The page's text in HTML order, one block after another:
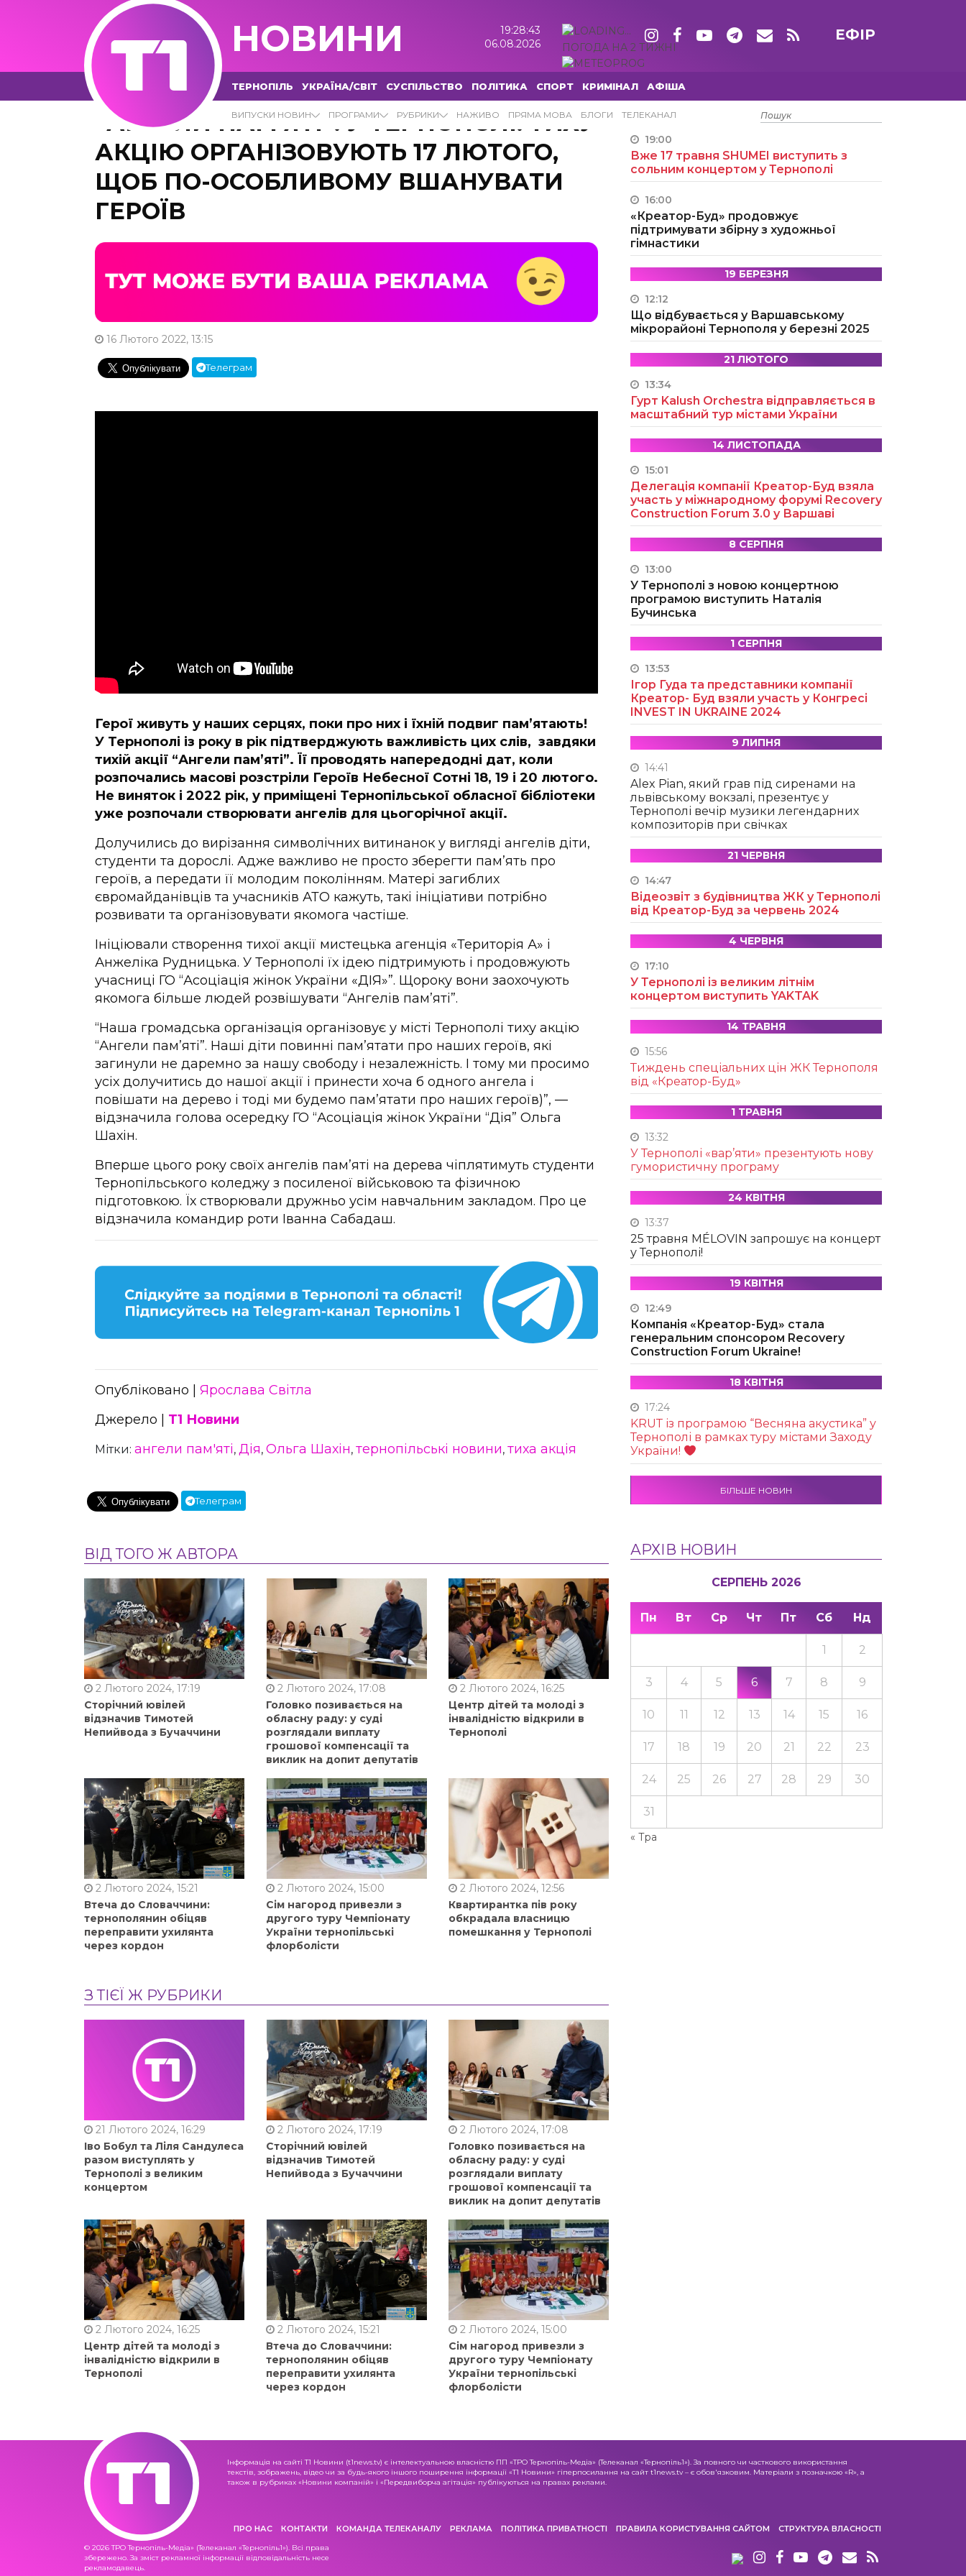
НОВИНИ
19:28:44
06.08.2026
ПОГОДА НА 2 ТИЖНІ
ЕФІР
ТЕРНОПІЛЬ УКРАЇНА/СВІТ СУСПІЛЬСТВО ПОЛІТИКА СПОРТ КРИМІНАЛ АФІША
ВИПУСКИ НОВИН ПРОГРАМИ РУБРИКИ НАЖИВО ПРЯМА МОВА БЛОГИ ТЕЛЕКАНАЛ
“АНГЕЛИ ПАМ’ЯТІ”: У ТЕРНОПОЛІ: ТИХУ
АКЦІЮ ОРГАНІЗОВУЮТЬ 17 ЛЮТОГО,
ЩОБ ПО-ОСОБЛИВОМУ ВШАНУВАТИ
ГЕРОЇВ
16 Лютого 2022, 13:15
Телеграм
Герої живуть у наших серцях, поки про них і їхній подвиг пам’ятають!
У Тернополі із року в рік підтверджують важливість цих слів, завдяки
тихій акції “Ангели пам’яті”. Її проводять напередодні дат, коли
розпочались масові розстріли Героїв Небесної Сотні 18, 19 і 20 лютого.
Не виняток і 2022 рік, у приміщені Тернопільської обласної бібліотеки
уже розпочали створювати ангелів для цьогорічної акції.
Долучились до вирізання символічних витинанок у вигляді ангелів діти,
студенти та дорослі. Адже важливо не просто зберегти пам’ять про
героїв, а передати її молодим поколінням. Матері загиблих
євромайданівців та учасників АТО кажуть, такі ініціативи потрібно
розвивати та організовувати якомога частіше.
Ініціювали створення тихої акції мистецька агенція «Територія А» і
Анжеліка Рудницька. У Тернополі їх ідею підтримують і продовжують
учасниці ГО “Асоціація жінок України «ДІЯ»”. Щороку вони заохочують
якомога більше людей розвішувати “Ангелів пам’яті”.
“Наша громадська організація організовує у місті Тернополі тиху акцію
“Ангели пам’яті”. Наші діти повинні пам’ятати про наших героїв, які
загинули не даремно за нашу свободу і незалежність. І тому ми просимо
усіх долучитись до нашої акції і принести хоча б одного ангела і
повішати на дерево і тоді ми будемо пам’ятати про наших героїв)”, —
відзначила голова осередку ГО “Асоціація жінок України “Дія” Ольга
Шахін.
Вперше цього року своїх ангелів пам’яті на дерева чіплятимуть студенти
Тернопільського коледжу з посиленої військовою та фізичною
підготовкою. Їх створювали дружньо усім навчальним закладом. Про це
відзначила командир роти Іванна Сабадаш.
Опубліковано | Ярослава Світла
Джерело | Т1 Новини
Мітки: ангели пам'яті, Дія, Ольга Шахін, тернопільські новини, тиха акція
Телеграм
ВІД ТОГО Ж АВТОРА
2 Лютого 2024, 17:19
Сторічний ювілей
відзначив Тимотей
Непийвода з Бучаччини
2 Лютого 2024, 17:08
Головко позивається на
обласну раду: у суді
розглядали виплату
грошової компенсації та
виклик на допит депутатів
2 Лютого 2024, 16:25
Центр дітей та молоді з
інвалідністю відкрили в
Тернополі
2 Лютого 2024, 15:21
Втеча до Словаччини:
тернополянин обіцяв
переправити ухилянта
через кордон
2 Лютого 2024, 15:00
Сім нагород привезли з
другого туру Чемпіонату
України тернопільські
флорболісти
2 Лютого 2024, 12:56
Квартирантка пів року
обкрадала власницю
помешкання у Тернополі
З ТІЄЇ Ж РУБРИКИ
21 Лютого 2024, 16:29
Іво Бобул та Ліля Сандулеса
разом виступлять у
Тернополі з великим
концертом
2 Лютого 2024, 17:19
Сторічний ювілей
відзначив Тимотей
Непийвода з Бучаччини
2 Лютого 2024, 17:08
Головко позивається на
обласну раду: у суді
розглядали виплату
грошової компенсації та
виклик на допит депутатів
2 Лютого 2024, 16:25
Центр дітей та молоді з
інвалідністю відкрили в
Тернополі
2 Лютого 2024, 15:21
Втеча до Словаччини:
тернополянин обіцяв
переправити ухилянта
через кордон
2 Лютого 2024, 15:00
Сім нагород привезли з
другого туру Чемпіонату
України тернопільські
флорболісти
15 ТРАВНЯ
19:00
Вже 17 травня SHUMEI виступить з
сольним концертом у Тернополі
16:00
«Креатор-Буд» продовжує
підтримувати збірну з художньої
гімнастики
19 БЕРЕЗНЯ
12:12
Що відбувається у Варшавському
мікрорайоні Тернополя у березні 2025
21 ЛЮТОГО
13:34
Гурт Kalush Orchestra відправляється в
масштабний тур містами України
14 ЛИСТОПАДА
15:01
Делегація компанії Креатор-Буд взяла
участь у міжнародному форумі Recovery
Construction Forum 3.0 у Варшаві
8 СЕРПНЯ
13:00
У Тернополі з новою концертною
програмою виступить Наталія
Бучинська
1 СЕРПНЯ
13:53
Ігор Гуда та представники компанії
Креатор- Буд взяли участь у Конгресі
INVEST IN UKRAINE 2024
9 ЛИПНЯ
14:41
Alex Pian, який грав під сиренами на
львівському вокзалі, презентує у
Тернополі вечір музики легендарних
композиторів при свічках
21 ЧЕРВНЯ
14:47
Відеозвіт з будівництва ЖК у Тернополі
від Креатор-Буд за червень 2024
4 ЧЕРВНЯ
17:10
У Тернополі із великим літнім
концертом виступить YAKTAK
14 ТРАВНЯ
15:56
Тиждень спеціальних цін ЖК Тернополя
від «Креатор-Буд»
1 ТРАВНЯ
13:32
У Тернополі «вар’яти» презентують нову
гумористичну програму
24 КВІТНЯ
13:37
25 травня MÉLOVIN запрошує на концерт
у Тернополі!
19 КВІТНЯ
12:49
Компанія «Креатор-Буд» стала
генеральним спонсором Recovery
Construction Forum Ukraine!
18 КВІТНЯ
17:24
KRUТ із програмою “Весняна акустика” у
Тернополі в рамках туру містами Заходу
України!
БІЛЬШЕ НОВИН
АРХІВ НОВИН
СЕРПЕНЬ 2026
Пн Вт Ср Чт Пт Сб Нд
« Тра
1 2
3 4 5 6 7 8 9
10 11 12 13 14 15 16
17 18 19 20 21 22 23
24 25 26 27 28 29 30
31
Інформація на сайті Т1 Новини (t1news.tv) є інтелектуальною власністю ПП «ТРО Тернопіль-Медіа» (Телеканал «Тернопіль1»). За повного чи часткового використання
текстів, зображень, відео чи за будь-якого іншого поширення інформації «Т1 Новини» гіперпосилання на сайт t1news.tv – є обов'язковим. Матеріали з позначкою «R», а
також в рубриках «Новини компаній» і «Передвиборча агітація» публікуються на правах реклами.
ПРО НАС КОНТАКТИ КОМАНДА ТЕЛЕКАНАЛУ РЕКЛАМА ПОЛІТИКА ПРИВАТНОСТІ ПРАВИЛА КОРИСТУВАННЯ САЙТОМ СТРУКТУРА ВЛАСНОСТІ
© 2026 ТРО Тернопіль-Медіа» (Телеканал «Тернопіль1»). Всі права
збережено. За зміст рекламної інформації відповідальність несе
рекламодавець.